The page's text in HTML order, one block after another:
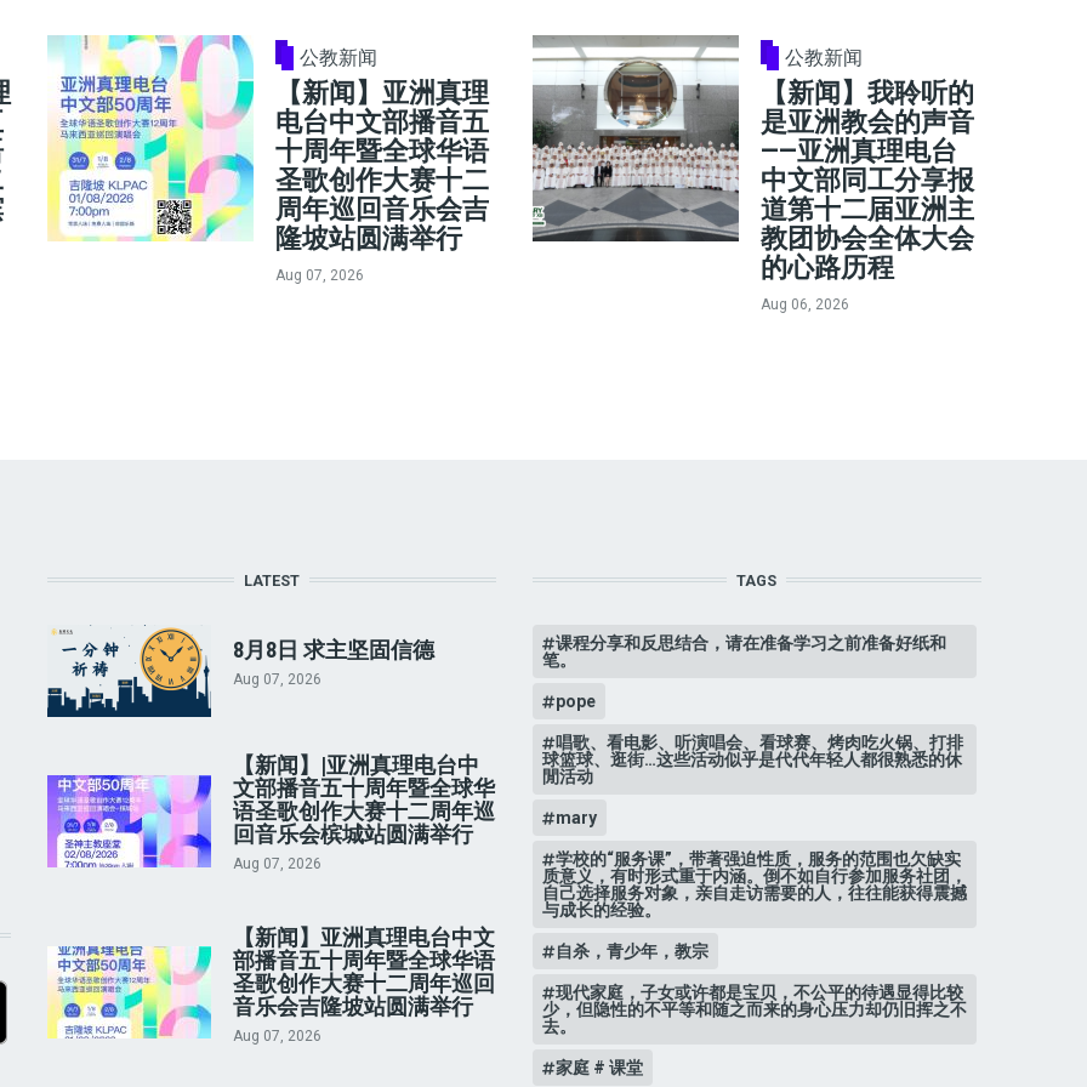
公教新闻
【新闻】亚洲真理
电台中文部播音五
十周年暨全球华语
圣歌创作大赛十二
周年巡回音乐会吉
隆坡站圆满举行
Aug 07, 2026
公教新闻
【新闻】我聆听的
是亚洲教会的声音
——亚洲真理电台
中文部同工分享报
道第十二届亚洲主
教团协会全体大会
的心路历程
Aug 06, 2026
LATEST
8月8日 求主坚固信德
Aug 07, 2026
【新闻】|亚洲真理电台中
文部播音五十周年暨全球华
语圣歌创作大赛十二周年巡
回音乐会槟城站圆满举行
Aug 07, 2026
【新闻】亚洲真理电台中文
部播音五十周年暨全球华语
圣歌创作大赛十二周年巡回
音乐会吉隆坡站圆满举行
Aug 07, 2026
TAGS
课程分享和反思结合，请在准备学习之前准备好纸和
笔。
pope
唱歌、看电影、听演唱会、看球赛、烤肉吃火锅、打排
球篮球、逛街…这些活动似乎是代代年轻人都很熟悉的休
閒活动
mary
学校的“服务课”，带著强迫性质，服务的范围也欠缺实
质意义，有时形式重于内涵。倒不如自行参加服务社团，
自己选择服务对象，亲自走访需要的人，往往能获得震撼
与成长的经验。
自杀，青少年，教宗
现代家庭，子女或许都是宝贝，不公平的待遇显得比较
少，但隐性的不平等和随之而来的身心压力却仍旧挥之不
去。
家庭 # 课堂